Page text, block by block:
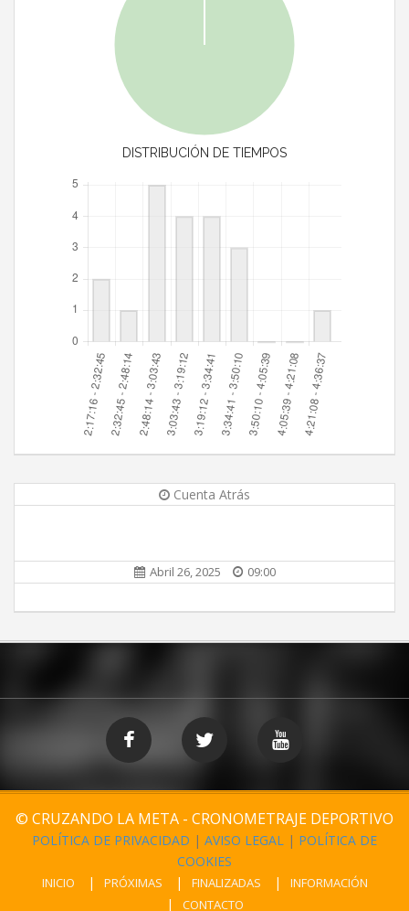
DISTRIBUCIÓN DE TIEMPOS
Cuenta Atrás
Abril 26, 2025 09:00
© CRUZANDO LA META - CRONOMETRAJE DEPORTIVO
POLÍTICA DE PRIVACIDAD | AVISO LEGAL | POLÍTICA DE
COOKIES
INICIO PRÓXIMAS FINALIZADAS
INFORMACIÓN
CONTACTO